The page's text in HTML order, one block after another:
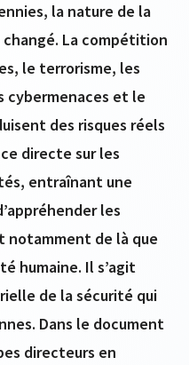
la nature de la
La compétition
le terrorisme, les
et le
des risques réels
directe sur les
entraînant une
les
notamment de là que
humaine. Il s’agit
de la sécurité qui
Dans le document
directeurs en